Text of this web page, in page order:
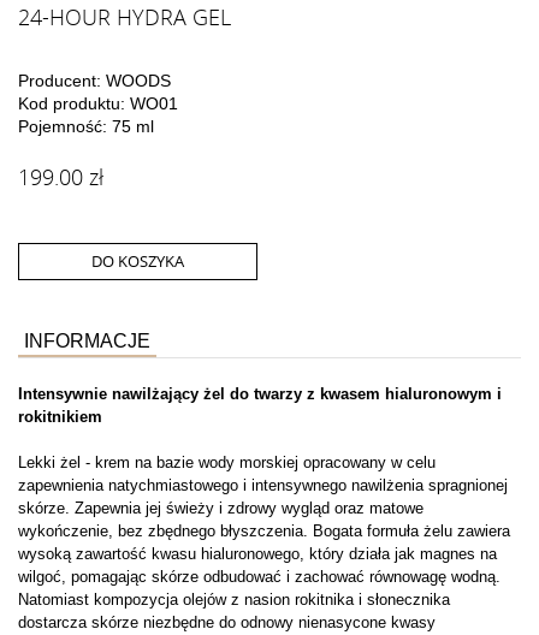
24-HOUR HYDRA GEL
Producent: WOODS
Kod produktu: WO01
Pojemność: 75 ml
199.00 zł
DO KOSZYKA
INFORMACJE
Intensywnie nawilżający żel do twarzy z kwasem hialuronowym i
rokitnikiem
Lekki żel - krem na bazie wody morskiej opracowany w celu
zapewnienia natychmiastowego i intensywnego nawilżenia spragnionej
skórze. Zapewnia jej świeży i zdrowy wygląd oraz matowe
wykończenie, bez zbędnego błyszczenia. Bogata formuła żelu zawiera
wysoką zawartość kwasu hialuronowego, który działa jak magnes na
wilgoć, pomagając skórze odbudować i zachować równowagę wodną.
Natomiast kompozycja olejów z nasion rokitnika i słonecznika
dostarcza skórze niezbędne do odnowy nienasycone kwasy